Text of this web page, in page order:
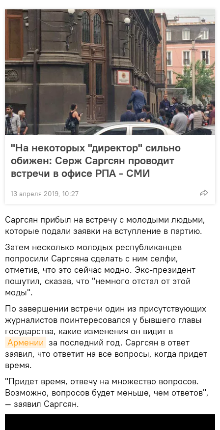
"На некоторых "директор" сильно
обижен: Серж Саргсян проводит
встречи в офисе РПА - СМИ
13 апреля 2019, 10:27
Саргсян прибыл на встречу с молодыми людьми,
которые подали заявки на вступление в партию.
Затем несколько молодых республиканцев
попросили Саргсяна сделать с ним селфи,
отметив, что это сейчас модно. Экс-президент
пошутил, сказав, что "немного отстал от этой
моды".
По завершении встречи один из присутствующих
журналистов поинтересовался у бывшего главы
государства, какие изменения он видит в
Армении за последний год. Саргсян в ответ
заявил, что ответит на все вопросы, когда придет
время.
"Придет время, отвечу на множество вопросов.
Возможно, вопросов будет меньше, чем ответов",
— заявил Саргсян.